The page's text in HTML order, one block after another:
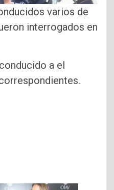
varios de
interrogados en
a el